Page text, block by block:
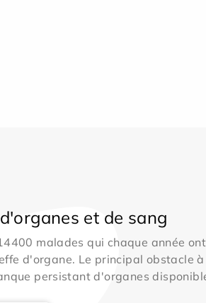
et de sang
malades qui chaque année
d'organe. Le principal obstacle
persistant d'organes